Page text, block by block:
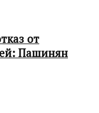
от
Пашинян